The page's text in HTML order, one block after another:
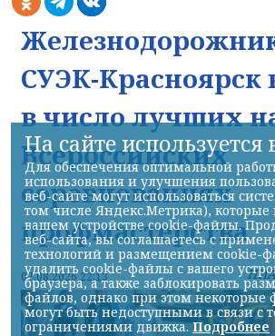
СУЭК-Красноярск
в число лучших
Всероссийских
соревнованиях
профмастерства
07.08.2026 22:13
На сайте используется
Для обеспечения оптимальной
использования и улучшения
веб-сайте могут использоваться
том числе Яндекс.Метрика),
вашем устройстве cookie-файлы.
веб-сайта, вы соглашаетесь с
технологий и размещением cookie-
удалить cookie-файлы с вашего
браузера, а также заблокировать
файлов, однако при этом некоторые
могут быть недоступными в связи с
ограничениями движка.Подробнее